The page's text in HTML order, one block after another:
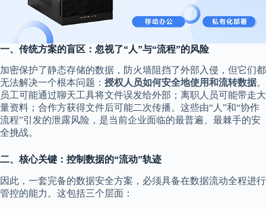
一、传统方案的盲区：忽视了“人”与“流程”的风险
加密保护了静态存储的数据，防火墙阻挡了外部入侵，但它们都
无法解决一个根本问题： 授权人员如何安全地使用和流转数据。
员工可能通过聊天工具将文件误发给外部；离职人员可能带走大
量资料；合作方获得文件后可能二次传播。这些由“人”和“协作
流程”引发的泄露风险，是当前企业面临的最普遍、最棘手的安
全挑战。
二、核心关键：控制数据的“流动”轨迹
因此，一套完备的数据安全方案，必须具备在数据流动全程进行
管控的能力。这包括三个层面：